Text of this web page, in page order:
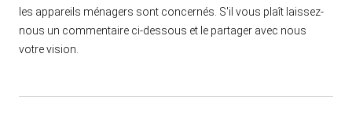
les appareils ménagers sont concernés. S'il vous plaît laissez-
nous un commentaire ci-dessous et le partager avec nous
votre vision.